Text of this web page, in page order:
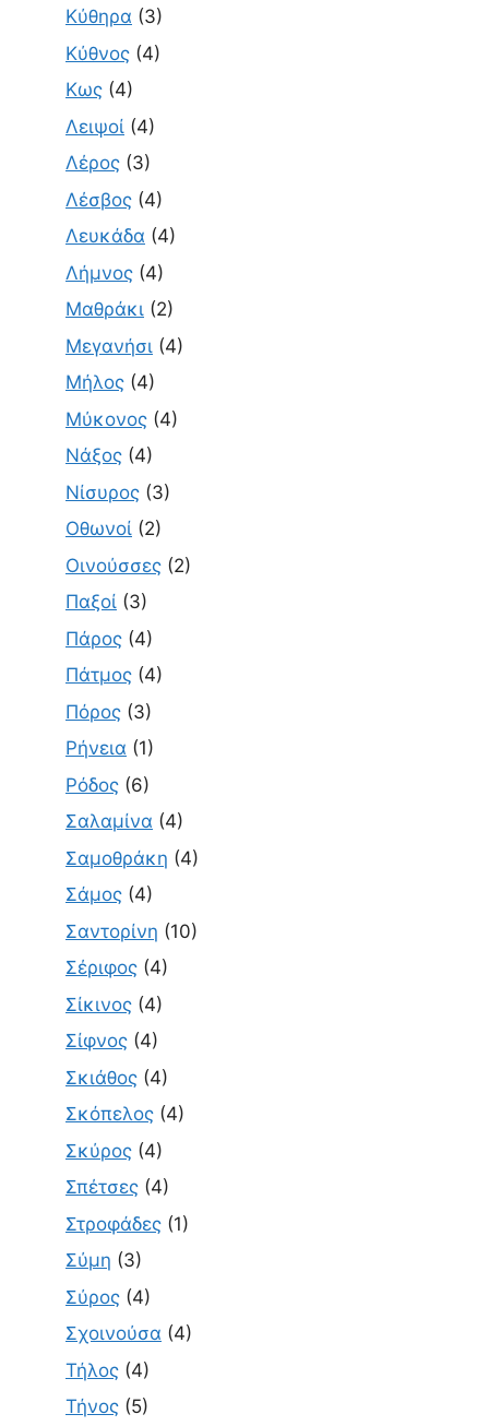
Κύθηρα (3)
Κύθνος (4)
Κως (4)
Λειψοί (4)
Λέρος (3)
Λέσβος (4)
Λευκάδα (4)
Λήμνος (4)
Μαθράκι (2)
Μεγανήσι (4)
Μήλος (4)
Μύκονος (4)
Νάξος (4)
Νίσυρος (3)
Οθωνοί (2)
Οινούσσες (2)
Παξοί (3)
Πάρος (4)
Πάτμος (4)
Πόρος (3)
Ρήνεια (1)
Ρόδος (6)
Σαλαμίνα (4)
Σαμοθράκη (4)
Σάμος (4)
Σαντορίνη (10)
Σέριφος (4)
Σίκινος (4)
Σίφνος (4)
Σκιάθος (4)
Σκόπελος (4)
Σκύρος (4)
Σπέτσες (4)
Στροφάδες (1)
Σύμη (3)
Σύρος (4)
Σχοινούσα (4)
Τήλος (4)
Τήνος (5)